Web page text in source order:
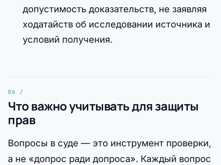
допустимость доказательств, не заявляя
ходатайств об исследовании источника и
условий получения.
Что важно учитывать для защиты
прав
Вопросы в суде — это инструмент проверки,
а не «допрос ради допроса». Каждый вопрос